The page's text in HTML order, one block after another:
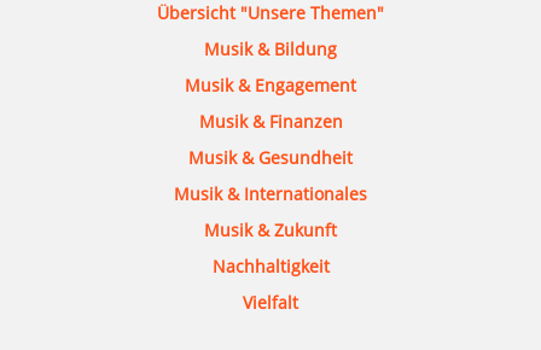
Übersicht "Unsere Themen"
Musik & Bildung
Musik & Engagement
Musik & Finanzen
Musik & Gesundheit
Musik & Internationales
Musik & Zukunft
Nachhaltigkeit
Vielfalt